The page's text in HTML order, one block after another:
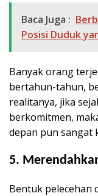
Baca Juga :
Posisi Duduk
Banyak orang
bertahun-tahun,
realitanya, jika
berkomitmen,
depan pun sangat
5.
Bentuk pelecehan